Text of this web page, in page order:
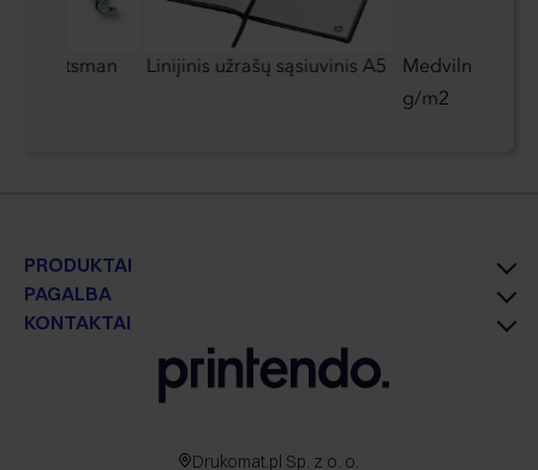
Sportsman Linijinis užrašų sąsiuvinis A5
Medvilninis
g/m2
PRODUKTAI
PAGALBA
KONTAKTAI
Drukomat.pl Sp. z o. o.